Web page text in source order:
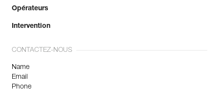
Opérateurs
Intervention
CONTACTEZ-NOUS
Name
Email
Phone